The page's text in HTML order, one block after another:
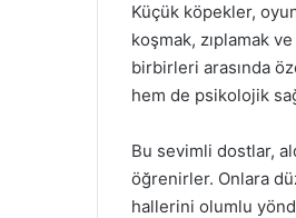
Küçük köpekler,
koşmak, zıplamak
birbirleri arasında
hem de psikolojik
Bu sevimli dostlar,
öğrenirler. Onlara
hallerini olumlu